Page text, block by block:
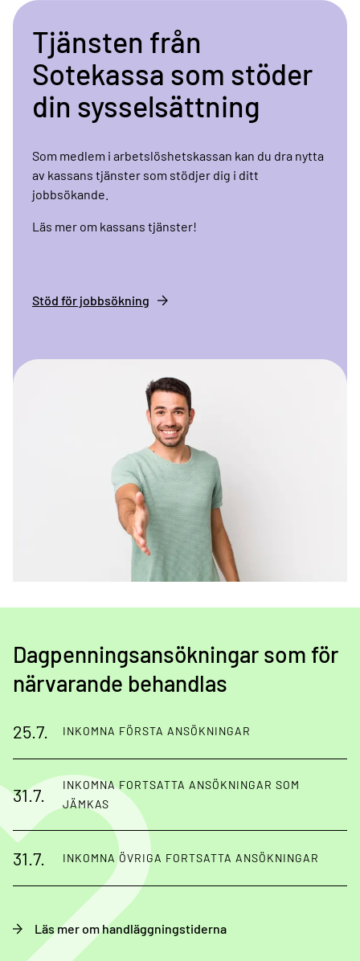
Tjänsten från
Sotekassa som stöder
din sysselsättning
Som medlem i arbetslöshetskassan kan du dra nytta
av kassans tjänster som stödjer dig i ditt
jobbsökande.
Läs mer om kassans tjänster!
Stöd för jobbsökning
Dagpenningsansökningar som för
närvarande behandlas
25.7. INKOMNA FÖRSTA ANSÖKNINGAR
31.7.
INKOMNA FORTSATTA ANSÖKNINGAR SOM
JÄMKAS
31.7. INKOMNA ÖVRIGA FORTSATTA ANSÖKNINGAR
Läs mer om handläggningstiderna